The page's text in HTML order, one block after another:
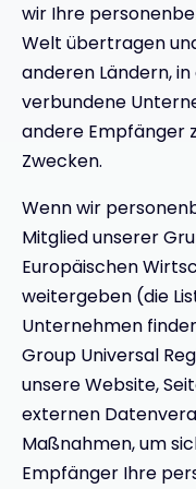
wir Ihre
Welt übertragen
anderen Ländern,
verbundene
andere Empfänger
Zwecken.
Wenn wir
Mitglied unserer
Europäischen
weitergeben (die
Unternehmen
Group Universal
unsere Website,
externen
Maßnahmen, um
Empfänger Ihre